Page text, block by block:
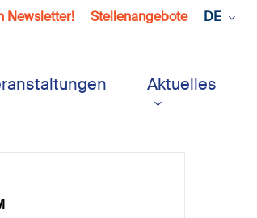
Newsletter! Stellenangebote DE
Aktuelles